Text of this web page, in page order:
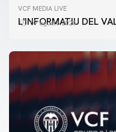
VCF MEDIA LIVE
L'INFORMATIU DEL
07 agosto 2026